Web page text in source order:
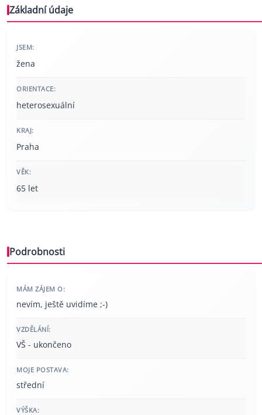
Základní údaje
JSEM:
žena
ORIENTACE:
heterosexuální
KRAJ:
Praha
VĚK:
65 let
Podrobnosti
MÁM ZÁJEM O:
nevím, ještě uvidíme ;-)
VZDĚLÁNÍ:
VŠ - ukončeno
MOJE POSTAVA:
střední
VÝŠKA: